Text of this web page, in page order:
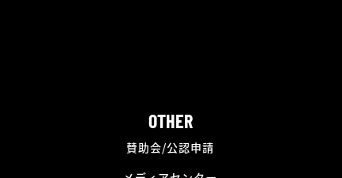
OTHER
賛助会/公認申請